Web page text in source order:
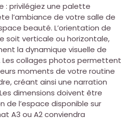
: privilégiez une palette
l’ambiance de votre salle de
beauté. L’orientation de
soit verticale ou horizontale,
la dynamique visuelle de
collages photos permettent
moments de votre routine
créant ainsi une narration
dimensions doivent être
de l’espace disponible sur
A3 ou A2 conviendra